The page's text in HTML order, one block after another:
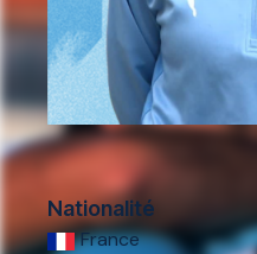
Nationalité
France